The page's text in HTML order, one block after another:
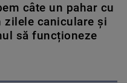
câte un pahar cu
zilele caniculare și
să funcționeze